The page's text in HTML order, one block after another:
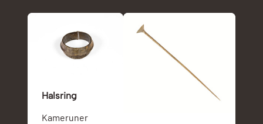
Halsring
Kameruner